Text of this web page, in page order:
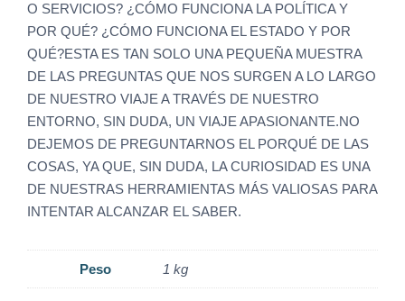
O SERVICIOS? ¿CÓMO FUNCIONA LA POLÍTICA Y
POR QUÉ? ¿CÓMO FUNCIONA EL ESTADO Y POR
QUÉ?ESTA ES TAN SOLO UNA PEQUEÑA MUESTRA
DE LAS PREGUNTAS QUE NOS SURGEN A LO LARGO
DE NUESTRO VIAJE A TRAVÉS DE NUESTRO
ENTORNO, SIN DUDA, UN VIAJE APASIONANTE.NO
DEJEMOS DE PREGUNTARNOS EL PORQUÉ DE LAS
COSAS, YA QUE, SIN DUDA, LA CURIOSIDAD ES UNA
DE NUESTRAS HERRAMIENTAS MÁS VALIOSAS PARA
INTENTAR ALCANZAR EL SABER.
Peso 1 kg